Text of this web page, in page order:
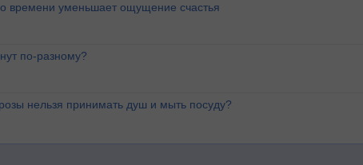
времени уменьшает ощущение счастья
по-разному?
нельзя принимать душ и мыть посуду?